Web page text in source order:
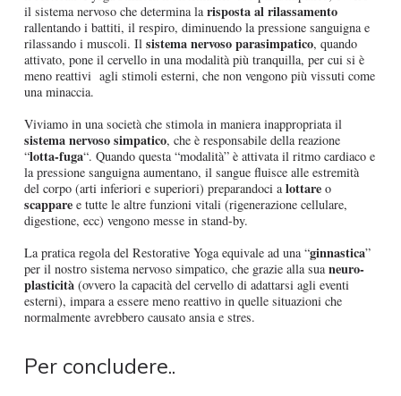
il sistema nervoso che determina larisposta al rilassamento
rallentando i battiti, il respiro, diminuendo la pressione sanguigna e
rilassando i muscoli. Il sistema nervoso parasimpatico, quando
attivato, pone il cervello in una modalità più tranquilla, per cui si è
meno reattivi agli stimoli esterni, che non vengono più vissuti come
una minaccia.
Viviamo in una società che stimola in maniera inappropriata il
sistema nervoso simpatico, che è responsabile della reazione
“lotta-fuga“. Quando questa “modalità” è attivata il ritmo cardiaco e
la pressione sanguigna aumentano, il sangue fluisce alle estremità
del corpo (arti inferiori e superiori) preparandoci alottare o
scappare e tutte le altre funzioni vitali (rigenerazione cellulare,
digestione, ecc) vengono messe in stand-by.
La pratica regola del Restorative Yoga equivale ad una “ginnastica”
per il nostro sistema nervoso simpatico, che grazie alla suaneuro-
plasticità (ovvero la capacità del cervello di adattarsi agli eventi
esterni), impara a essere meno reattivo in quelle situazioni che
normalmente avrebbero causato ansia e stres.
Per concludere..